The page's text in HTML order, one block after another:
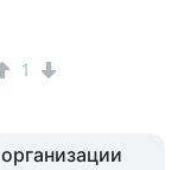
1